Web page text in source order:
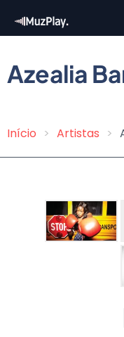
para
conteúdo
principal
Azealia
Trilha
navegação
Início Artistas